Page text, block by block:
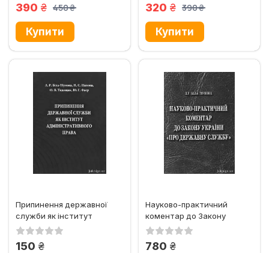
450
грн.
390 грн. 390
грн.
320 грн.
Припинення державної
служби як інститут
адміністративного права
150 грн.
Науково-практичний
коментар до Закону
України "Про державну...
780 грн.